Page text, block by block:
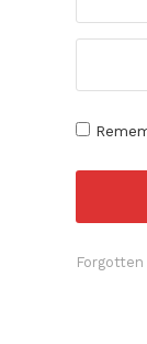
Forgotten